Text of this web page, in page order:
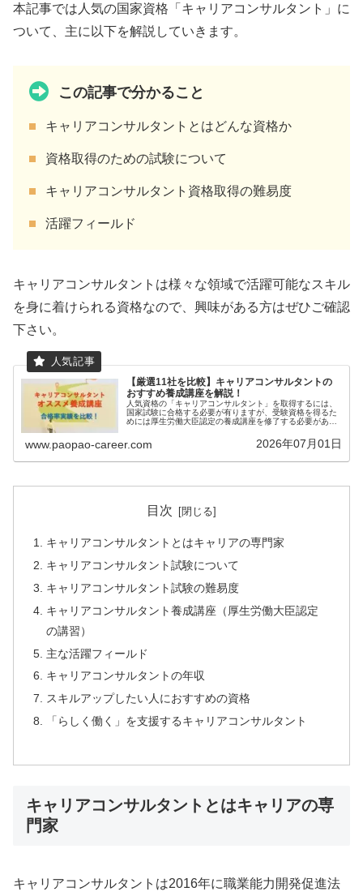
本記事では人気の国家資格「キャリアコンサルタント」に
ついて、主に以下を解説していきます。
この記事で分かること
キャリアコンサルタントとはどんな資格か
資格取得のための試験について
キャリアコンサルタント資格取得の難易度
活躍フィールド
キャリアコンサルタントは様々な領域で活躍可能なスキル
を身に着けられる資格なので、興味がある方はぜひご確認
下さい。
【厳選11社を比較】キャリアコンサルタントの
おすすめ養成講座を解説！
人気資格の「キャリアコンサルタント」を取得するには、
国家試験に合格する必要が有りますが、受験資格を得るた
めには厚生労働大臣認定の養成講座を修了する必要があり
事では、わたしが特におすすめする...
www.paopao-career.com 2026年07月01日
目次
キャリアコンサルタントとはキャリアの専門家
キャリアコンサルタント試験について
キャリアコンサルタント試験の難易度
キャリアコンサルタント養成講座（厚生労働大臣認定
の講習）
主な活躍フィールド
キャリアコンサルタントの年収
スキルアップしたい人におすすめの資格
「らしく働く」を支援するキャリアコンサルタント
キャリアコンサルタントとはキャリアの専
門家
キャリアコンサルタントは2016年に職業能力開発促進法